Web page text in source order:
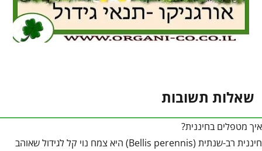
שאלות תשובות
איך מטפלים בחיננית?
חיננית רב-שנתית (Bellis perennis) היא צמח נוי קל לגידול שאוהב